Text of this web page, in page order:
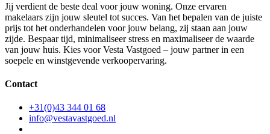
Jij verdient de beste deal voor jouw woning. Onze ervaren
makelaars zijn jouw sleutel tot succes. Van het bepalen van de juiste
prijs tot het onderhandelen voor jouw belang, zij staan aan jouw
zijde. Bespaar tijd, minimaliseer stress en maximaliseer de waarde
van jouw huis. Kies voor Vesta Vastgoed – jouw partner in een
soepele en winstgevende verkoopervaring.
Contact
+31(0)43 344 01 68
info@vestavastgoed.nl